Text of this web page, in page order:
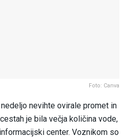
Foto: Canva
nevihte ovirale promet in
je bila večja količina vode,
center. Voznikom so